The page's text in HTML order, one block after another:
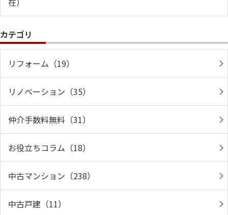
カテゴリ
リフォーム（19）
リノベーション（35）
仲介手数料無料（31）
お役立ちコラム（18）
中古マンション（238）
中古戸建（11）